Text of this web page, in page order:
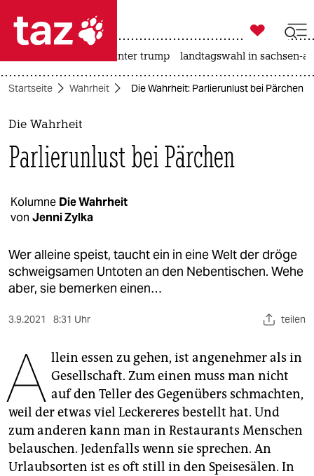
 taz zahl ich
taz zahl ich
themen
politik
gesellschaft
kultur
sport
berlin
wahrheit
verlag
verlag
veranstaltungen

taz zahl ich
usa unter trump landtagswahl in sachsen-
Startseite Wahrheit Die Wahrheit: Parlierunlust bei Pärchen
Die Wahrheit
Parlierunlust bei Pärchen
Kolumne Die Wahrheit
von Jenni Zylka
Wer alleine speist, taucht ein in eine Welt der dröge
schweigsamen Untoten an den Nebentischen. Wehe
aber, sie bemerken einen…
3.9.2021 8:31 Uhr teilen
A llein essen zu gehen, ist angenehmer als in
Gesellschaft. Zum einen muss man nicht
auf den Teller des Gegenübers schmachten,
weil der etwas viel Leckereres bestellt hat. Und
zum anderen kann man in Restaurants Menschen
belauschen. Jedenfalls wenn sie sprechen. An
Urlaubsorten ist es oft still in den Speisesälen. In